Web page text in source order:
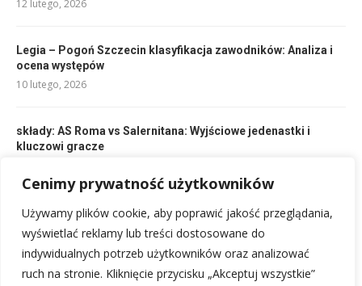
Cenimy prywatność użytkowników
Używamy plików cookie, aby poprawić jakość przeglądania,
wyświetlać reklamy lub treści dostosowane do
indywidualnych potrzeb użytkowników oraz analizować
ruch na stronie. Kliknięcie przycisku „Akceptuj wszystkie”
12 lutego, 2026
Legia – Pogoń Szczecin klasyfikacja zawodników: Analiza i
ocena występów
10 lutego, 2026
składy: AS Roma vs Salernitana: Wyjściowe jedenastki i
kluczowi gracze
Reprezentacja Brazylii w piłce siatkowej mężczyzn: historia i
sukcesy
15 lutego, 2026